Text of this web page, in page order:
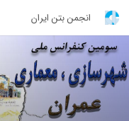
انجمن بتن ایران